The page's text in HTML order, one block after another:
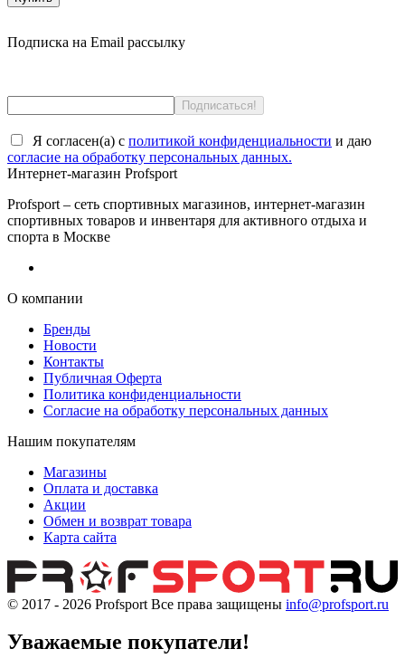
Подписка на Email рассылку
Я согласен(a) с политикой конфиденциальности и даю
согласие на обработку персональных данных.
Интернет-магазин Profsport
Profsport – сеть спортивных магазинов, интернет-магазин
спортивных товаров и инвентаря для активного отдыха и
спорта в Москве
О компании
Бренды
Новости
Контакты
Публичная Оферта
Политика конфиденциальности
Согласие на обработку персональных данных
Нашим покупателям
Магазины
Оплата и доставка
Акции
Обмен и возврат товара
Карта сайта
© 2017 - 2026 Profsport Все права защищены info@profsport.ru
Уважаемые покупатели!